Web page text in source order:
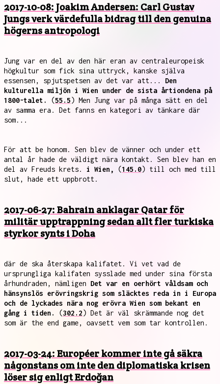
2017-10-08: Joakim Andersen: Carl Gustav
Jungs verk värdefulla bidrag till den genuina
högerns antropologi
Jung var en del av den här eran av centraleuropeisk
högkultur som fick sina uttryck, kanske själva
essensen, spjutspetsen av det var att... Den
kulturella miljön i Wien under de sista årtiondena på
1800-talet.
(55.5) Men Jung var på många sätt en del
av samma era. Det fanns en kategori av tänkare där
som...
För att be honom. Sen blev de vänner och under ett
antal år hade de väldigt nära kontakt. Sen blev han en
del av Freuds krets. i Wien, (145.0) till och med till
slut, hade ett uppbrott.
2017-06-27: Bahrain anklagar Qatar för
militär upptrappning sedan allt fler turkiska
styrkor synts i Doha
där de ska återskapa kalifatet. Vi vet vad de
ursprungliga kalifaten sysslade med under sina första
århundraden, nämligen Det var en oerhört våldsam och
hänsynslös erövringskrig som släcktes reda in i Europa
och de lyckades nära nog erövra Wien som bekant en
gång i tiden.
(302.2) Det är väl skrämmande nog det
som är the end game, oavsett vem som tar kontrollen.
2017-03-24: Européer kommer inte gå säkra
någonstans om inte den diplomatiska krisen
löser sig enligt Erdoğan